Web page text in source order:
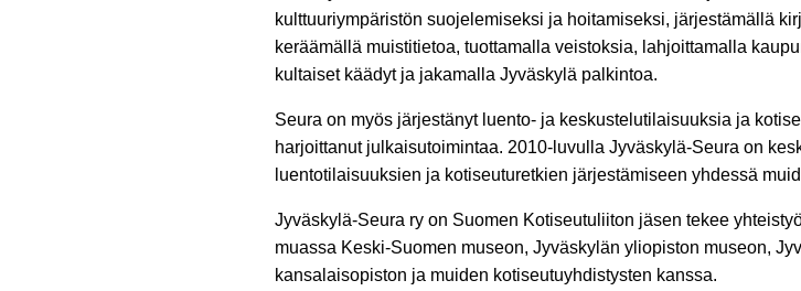
kulttuuriympäristön suojelemiseksi ja hoitamiseksi, järjestämällä
keräämällä muistitietoa, tuottamalla veistoksia, lahjoittamalla
kultaiset käädyt ja jakamalla Jyväskylä palkintoa.
Seura on myös järjestänyt luento- ja keskustelutilaisuuksia ja
harjoittanut julkaisutoimintaa. 2010-luvulla Jyväskylä-Seura on
luentotilaisuuksien ja kotiseuturetkien järjestämiseen yhdessä
Jyväskylä-Seura ry on Suomen Kotiseutuliiton jäsen tekee
muassa Keski-Suomen museon, Jyväskylän yliopiston museon,
kansalaisopiston ja muiden kotiseutuyhdistysten kanssa.